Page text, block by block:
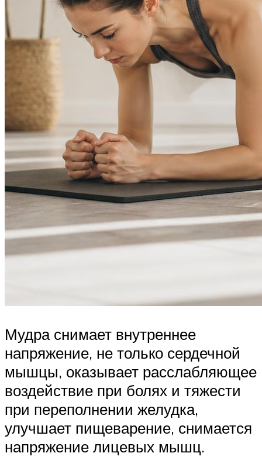
Мудра снимает внутреннее
напряжение, не только сердечной
мышцы, оказывает расслабляющее
воздействие при болях и тяжести
при переполнении желудка,
улучшает пищеварение, снимается
напряжение лицевых мышц.